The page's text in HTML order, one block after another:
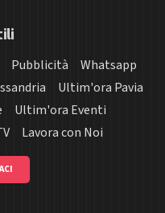
Pubblicità
Whatsapp
Ultim'ora Pavia
Ultim'ora Eventi
Lavora con Noi